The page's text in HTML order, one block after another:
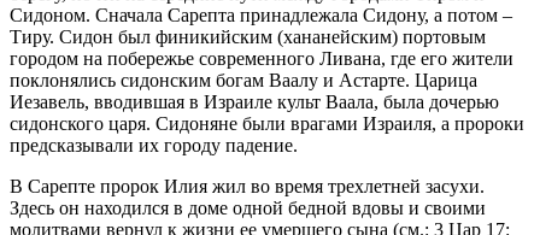
Сидоном. Сначала Сарепта принадлежала Сидону, а потом –
Тиру. Сидон был финикийским (хананейским) портовым
городом на побережье современного Ливана, где его жители
поклонялись сидонским богам Ваалу и Астарте. Царица
Иезавель, вводившая в Израиле культ Ваала, была дочерью
сидонского царя. Сидоняне были врагами Израиля, а пророки
предсказывали их городу падение.
В Сарепте пророк Илия жил во время трехлетней засухи.
Здесь он находился в доме одной бедной вдовы и своими
молитвами вернул к жизни ее умершего сына (см.: 3 Цар 17: